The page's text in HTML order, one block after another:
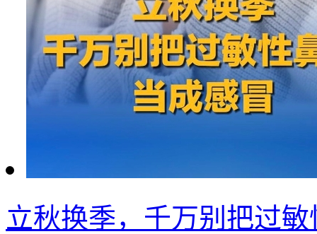
立秋换季，千万别把过